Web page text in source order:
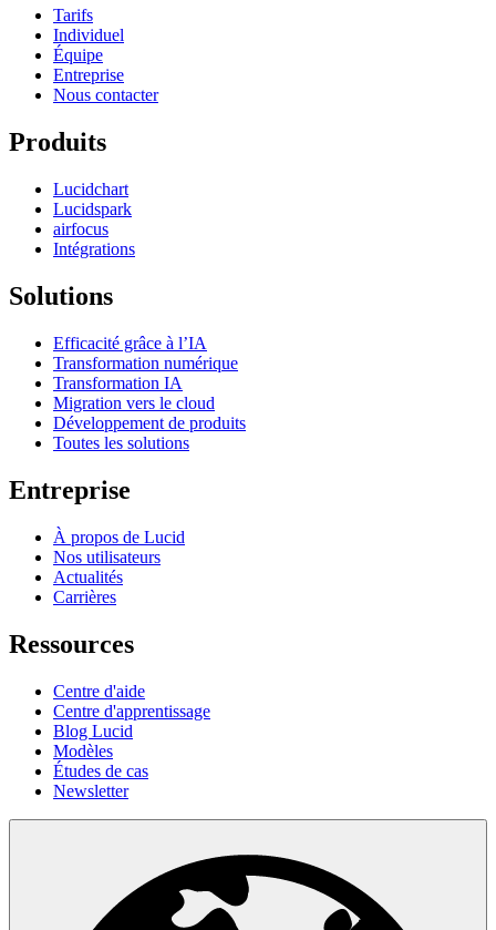
Tarifs
Individuel
Équipe
Entreprise
Nous contacter
Produits
Lucidchart
Lucidspark
airfocus
Intégrations
Solutions
Efficacité grâce à l’IA
Transformation numérique
Transformation IA
Migration vers le cloud
Développement de produits
Toutes les solutions
Entreprise
À propos de Lucid
Nos utilisateurs
Actualités
Carrières
Ressources
Centre d'aide
Centre d'apprentissage
Blog Lucid
Modèles
Études de cas
Newsletter